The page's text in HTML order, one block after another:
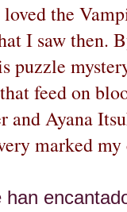
the
I saw then.
puzzle
feed on
and Ayana
marked